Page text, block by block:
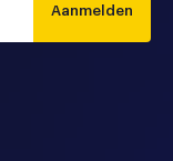
Aanmelden